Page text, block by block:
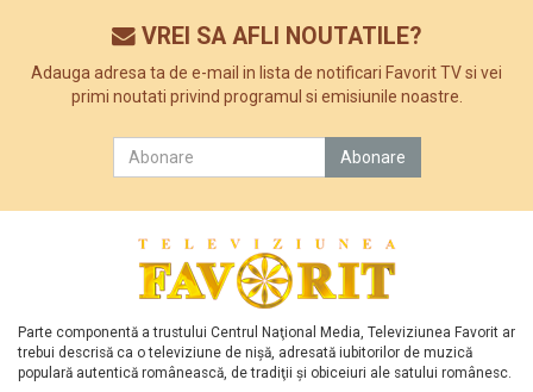
VREI SA AFLI NOUTATILE?
Adauga adresa ta de e-mail in lista de notificari Favorit TV si vei
primi noutati privind programul si emisiunile noastre.
Parte componentă a trustului Centrul Naţional Media, Televiziunea Favorit ar
trebui descrisă ca o televiziune de nişă, adresată iubitorilor de muzică
populară autentică românească, de tradiţii şi obiceiuri ale satului românesc.